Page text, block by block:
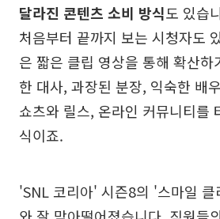
달라진 콘텐츠 소비 방식도 있습
처음부터 끝까지 보는 시청자도
은 짧은 클립 영상을 통해 확산하
한 대사, 과장된 분장, 익숙한 배
쇼츠와 릴스, 온라인 커뮤니티를
식이죠.
'SNL 코리아' 시즌8의 '스마일